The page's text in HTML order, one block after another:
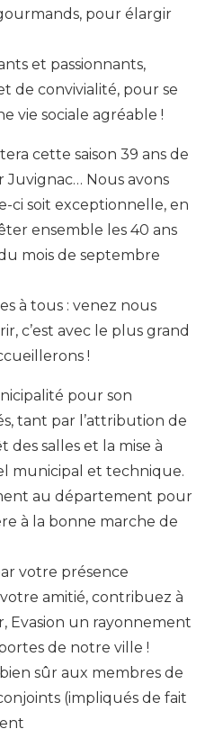
pour élargir
et passionnants,
de convivialité, pour se
vie sociale agréable !
cette saison 39 ans de
Nous avons
ci soit exceptionnelle, en
ensemble les 40 ans
mois de septembre
à tous : venez nous
c’est avec le plus grand
!
pour son
tant par l’attribution de
salles et la mise à
municipal et technique.
au département pour
à la bonne marche de
votre présence
amitié, contribuez à
Evasion un rayonnement
de notre ville !
sûr aux membres de
(impliqués de fait